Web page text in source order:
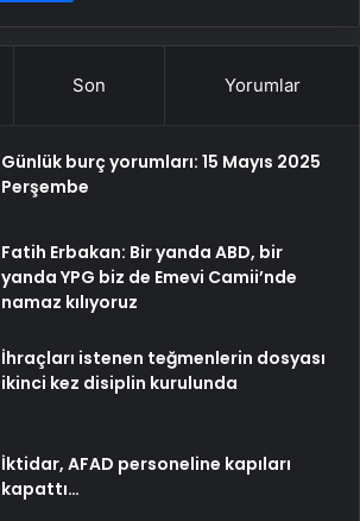
Son Yorumlar
Günlük burç yorumları: 15 Mayıs 2025
Perşembe
Fatih Erbakan: Bir yanda ABD, bir
yanda YPG biz de Emevi Camii’nde
namaz kılıyoruz
İhraçları istenen teğmenlerin dosyası
ikinci kez disiplin kurulunda
İktidar, AFAD personeline kapıları
kapattı…